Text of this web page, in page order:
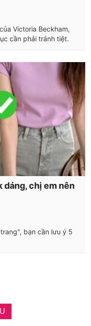
Victoria Beckham,
cần phải tránh tiệt.
dáng, chị em nên
bạn cần lưu ý 5